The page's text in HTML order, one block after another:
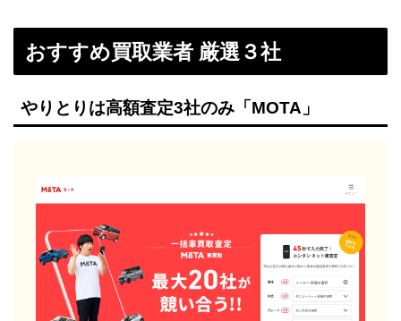
おすすめ買取業者 厳選３社
やりとりは高額査定3社のみ「MOTA」